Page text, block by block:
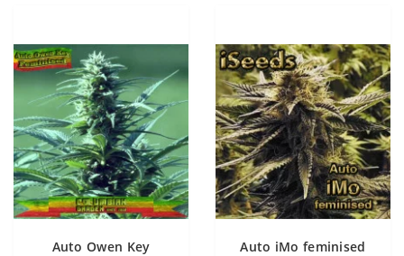
Auto Owen Key
Auto iMo feminised